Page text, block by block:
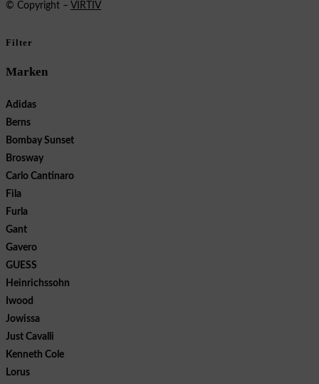
© Copyright – VIRTIV
Filter
Marken
Adidas
Berns
Bombay Sunset
Brosway
Carlo Cantinaro
Fila
Furla
Gant
Gavero
GUESS
Heinrichssohn
Iwood
Jowissa
Just Cavalli
Kenneth Cole
Lorus